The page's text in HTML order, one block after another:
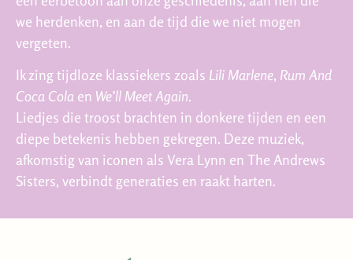
we herdenken, en aan de tijd die we niet mogen
vergeten.
Ik zing tijdloze klassiekers zoals Lili Marlene, Rum And
Coca Cola en We’ll Meet Again.
Liedjes die troost brachten in donkere tijden en een
diepe betekenis hebben gekregen. Deze muziek,
afkomstig van iconen als Vera Lynn en The Andrews
Sisters, verbindt generaties en raakt harten.